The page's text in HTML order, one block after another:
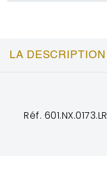
LA DESCRIPTION
Réf. 601.NX.0173.LR